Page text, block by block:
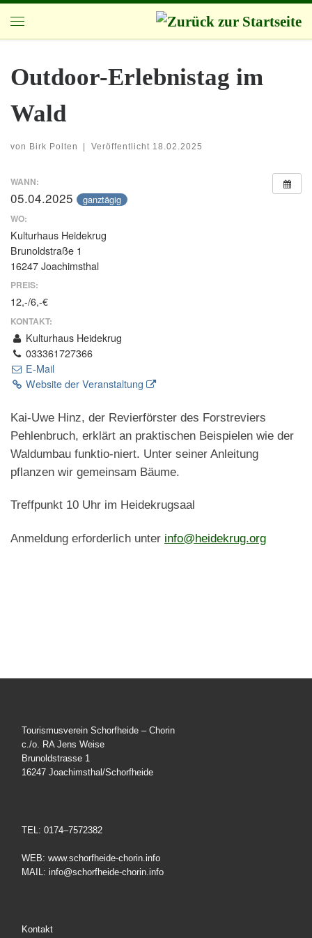
Zum Inhalt springen
Outdoor-Erlebnistag im
Wald
von Birk Polten | Veröffentlicht 18.02.2025
WANN:
05.04.2025 ganztägig
WO:
Kulturhaus Heidekrug
Brunoldstraße 1
16247 Joachimsthal
PREIS:
12,-/6,-€
KONTAKT:
Kulturhaus Heidekrug
033361727366
E-Mail
Website der Veranstaltung
Kai-Uwe Hinz, der Revierförster des Forstreviers
Pehlenbruch, erklärt an praktischen Beispielen wie der
Waldumbau funktio-niert. Unter seiner Anleitung
pflanzen wir gemeinsam Bäume.
Treffpunkt 10 Uhr im Heidekrugsaal
Anmeldung erforderlich unter info@heidekrug.org
Tourismusverein Schorfheide – Chorin
c./o. RA Jens Weise
Brunoldstrasse 1
16247 Joachimsthal/Schorfheide
TEL: 0174–7572382
WEB: www.schorfheide-chorin.info
MAIL: info@schorfheide-chorin.info
Kontakt